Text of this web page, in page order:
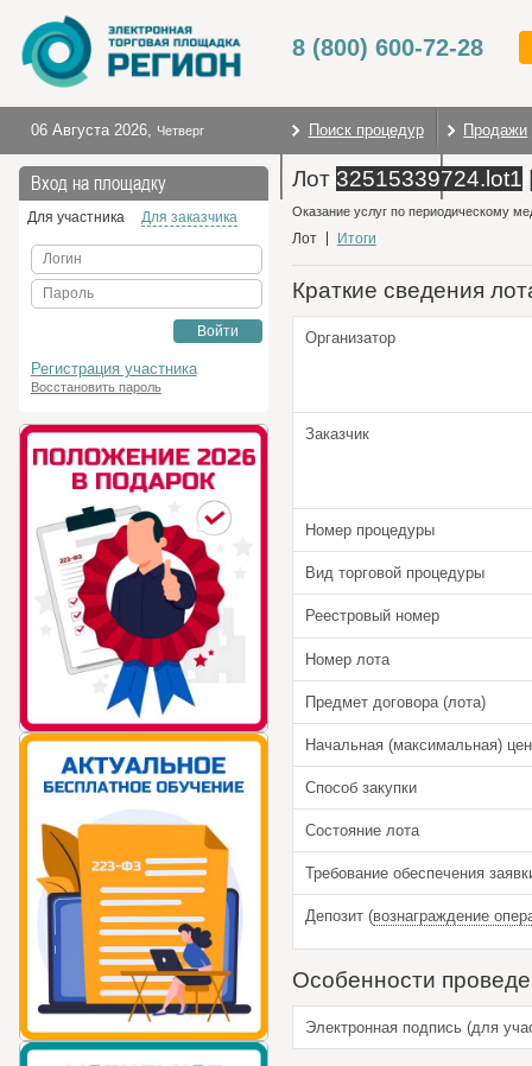
8 (800) 600-72-28
06 Августа 2026, Четверг Поиск процедур Продажи
Торговые секции На
Вход на площадку
Для участника Для заказчика
Логин
Пароль
Войти
Регистрация участника
Восстановить пароль
Лот 32515339724.lot1
Оказание услуг по периодическому
Лот Итоги
Краткие сведения
Организатор
Заказчик
Номер процедуры
Вид торговой процедуры
Реестровый номер
Номер лота
Предмет договора (лота)
Начальная (максимальная)
Способ закупки
Состояние лота
Требование обеспечения
Депозит (вознаграждение
Особенности
Электронная подпись (для